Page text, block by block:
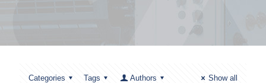
Categories Tags Authors Show all